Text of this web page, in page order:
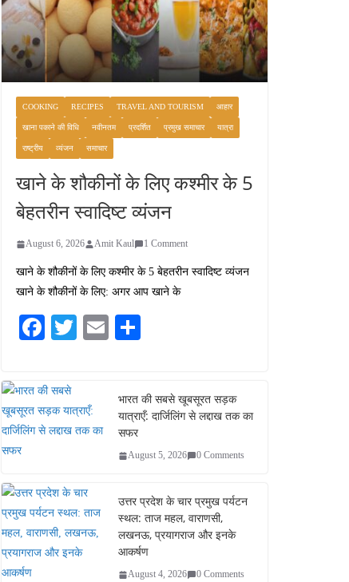
COOKING RECIPES TRAVEL AND TOURISM आहार
खाना पकाने की विधि नवीनतम प्रदर्शित प्रमुख समाचार यात्रा
राष्ट्रीय व्यंजन समाचार
खाने के शौकीनों के लिए कश्मीर के 5
बेहतरीन स्वादिष्ट व्यंजन
August 6, 2026 Amit Kaul 1 Comment
खाने के शौकीनों के लिए कश्मीर के 5 बेहतरीन स्वादिष्ट व्यंजन
खाने के शौकीनों के लिए: अगर आप खाने के
Fa
bo
ok
T
r
E
भारत की सबसे खूबसूरत सड़क
यात्राएँ: दार्जिलिंग से लद्दाख तक का
सफर
August 5, 2026 0 Comments
उत्तर प्रदेश के चार प्रमुख पर्यटन
स्थल: ताज महल, वाराणसी,
लखनऊ, प्रयागराज और इनके
आकर्षण
August 4, 2026 0 Comments